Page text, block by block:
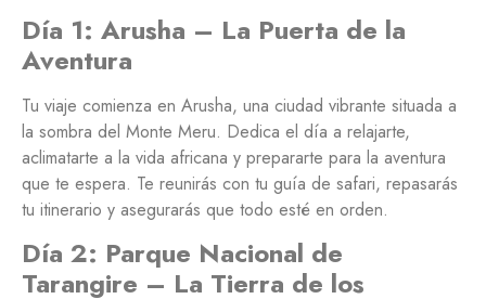
Día 1: Arusha – La Puerta de la
Aventura
Tu viaje comienza en Arusha, una ciudad vibrante situada a
la sombra del Monte Meru. Dedica el día a relajarte,
aclimatarte a la vida africana y prepararte para la aventura
que te espera. Te reunirás con tu guía de safari, repasarás
tu itinerario y asegurarás que todo esté en orden.
Día 2: Parque Nacional de
Tarangire – La Tierra de los